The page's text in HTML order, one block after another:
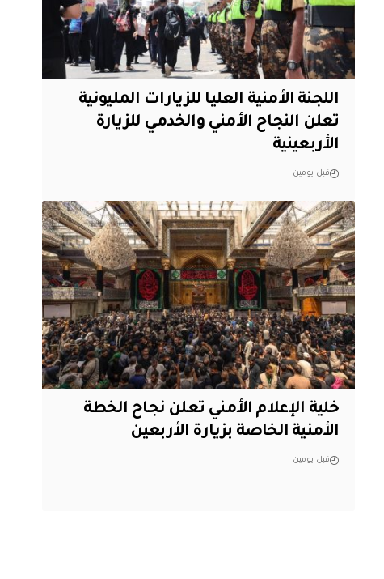
اللجنة الأمنية العليا للزيارات المليونية
تعلن النجاح الأمني والخدمي للزيارة
الأربعينية
قبل يومين
خلية الإعلام الأمني تعلن نجاح الخطة
الأمنية الخاصة بزيارة الأربعين
قبل يومين